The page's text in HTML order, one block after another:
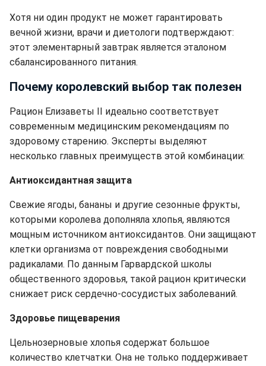
Хотя ни один продукт не может гарантировать
вечной жизни, врачи и диетологи подтверждают:
этот элементарный завтрак является эталоном
сбалансированного питания.
Почему королевский выбор так полезен
Рацион Елизаветы II идеально соответствует
современным медицинским рекомендациям по
здоровому старению. Эксперты выделяют
несколько главных преимуществ этой комбинации:
Антиоксидантная защита
Свежие ягоды, бананы и другие сезонные фрукты,
которыми королева дополняла хлопья, являются
мощным источником антиоксидантов. Они защищают
клетки организма от повреждения свободными
радикалами. По данным Гарвардской школы
общественного здоровья, такой рацион критически
снижает риск сердечно-сосудистых заболеваний.
Здоровье пищеварения
Цельнозерновые хлопья содержат большое
количество клетчатки. Она не только поддерживает